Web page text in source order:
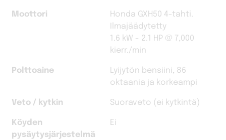
Moottori
Honda GXH50 4-tahti.
Ilmajäädytetty
1.6 kW - 2.1 HP @ 7,000
kierr./min
Polttoaine
Lyijytön bensiini, 86
oktaania ja korkeampi
Veto / kytkin Suoraveto (ei kytkintä)
Köyden
pysäytysjärjestelmä
Ei